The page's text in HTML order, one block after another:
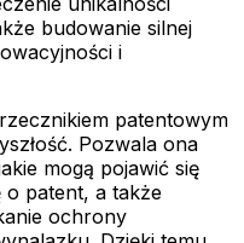
budowanie silnej
i
patentowym
Pozwala ona
mogą pojawić się
o patent, a także
ochrony